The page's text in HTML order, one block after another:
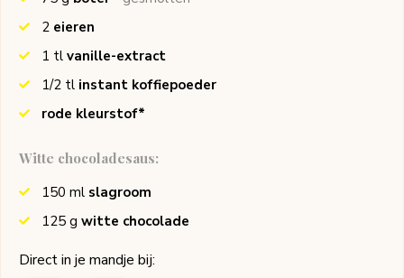
2 eieren
1 tl vanille-extract
1/2 tl instant koffiepoeder
rode kleurstof*
Witte chocoladesaus:
150 ml slagroom
125 g witte chocolade
Direct in je mandje bij: